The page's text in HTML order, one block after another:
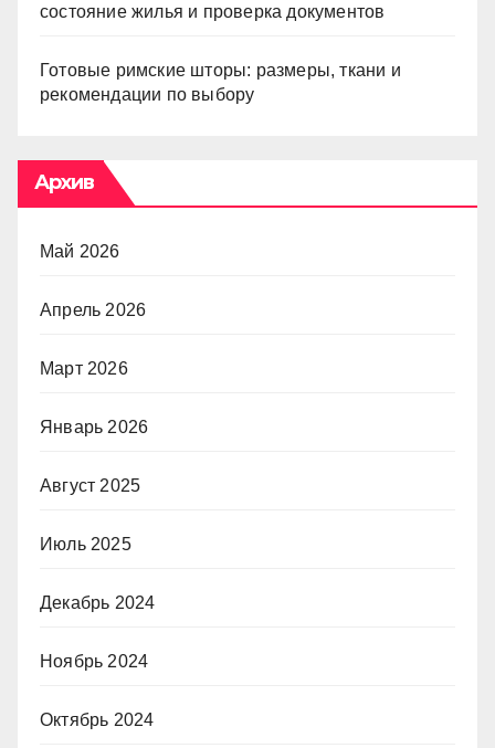
состояние жилья и проверка документов
Готовые римские шторы: размеры, ткани и
рекомендации по выбору
Архив
Май 2026
Апрель 2026
Март 2026
Январь 2026
Август 2025
Июль 2025
Декабрь 2024
Ноябрь 2024
Октябрь 2024